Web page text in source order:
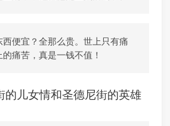
便宜？全那么贵。世上只有痛
痛苦，真是一钱不值！
的儿女情和圣德尼街的英雄